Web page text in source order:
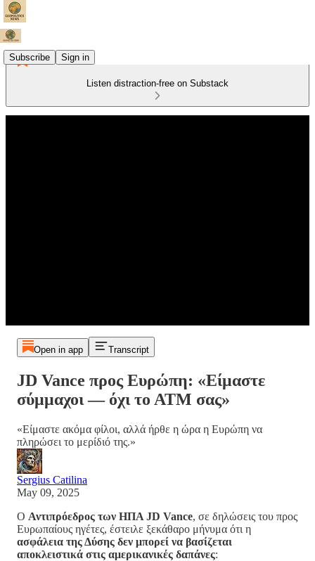
Subscribe Sign in
Listen distraction-free on Substack
Open in app Transcript
JD Vance προς Ευρώπη: «Είμαστε
σύμμαχοι — όχι το ΑΤΜ σας»
«Είμαστε ακόμα φίλοι, αλλά ήρθε η ώρα η Ευρώπη να
πληρώσει το μερίδιό της.»
Sergius Catilina
May 09, 2025
Ο Αντιπρόεδρος των ΗΠΑ JD Vance, σε δηλώσεις του προς
Ευρωπαίους ηγέτες, έστειλε ξεκάθαρο μήνυμα ότι η
ασφάλεια της Δύσης δεν μπορεί να βασίζεται
αποκλειστικά στις αμερικανικές δαπάνες: